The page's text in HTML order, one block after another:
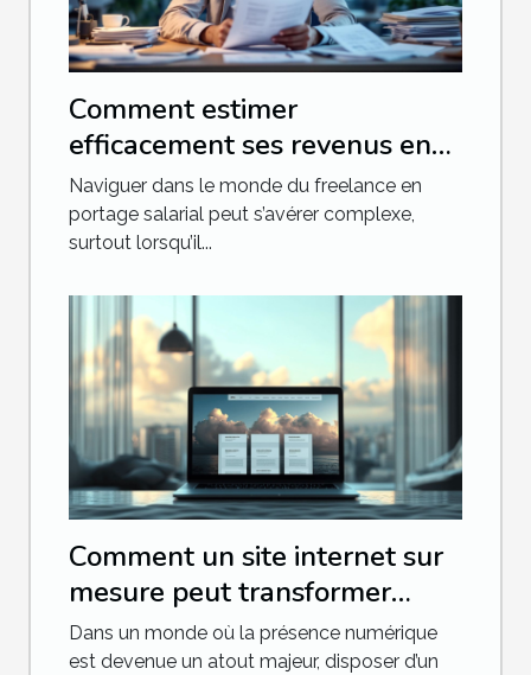
Comment estimer
efficacement ses revenus en
tant que freelance en portage
salarial
Naviguer dans le monde du freelance en
portage salarial peut s’avérer complexe,
surtout lorsqu’il...
Comment un site internet sur
mesure peut transformer
votre entreprise
Dans un monde où la présence numérique
est devenue un atout majeur, disposer d’un